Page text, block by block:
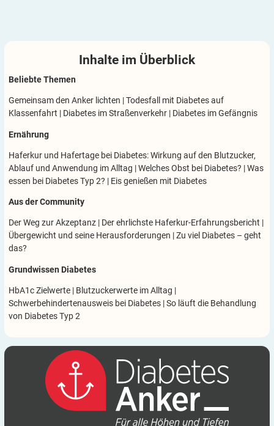
Inhalte im Überblick
Beliebte Themen
Gemeinsam den Anker lichten |Todesfall mit Diabetes auf
Klassenfahrt | Diabetes im Straßenverkehr | Diabetes im Gefängnis
Ernährung
Haferkur und Hafertage bei Diabetes: Wirkung auf den Blutzucker,
Ablauf und Anwendung im Alltag |Welches Obst bei Diabetes? |Was
essen bei Diabetes Typ 2? | Eis genießen mit Diabetes
Aus der Community
Der Weg zur Akzeptanz | Der ehrlichste Haferkur-Erfahrungsbericht |
Übergewicht und seine Herausforderungen |Zu viel Diabetes – geht
das?
Grundwissen Diabetes
HbA1c Zielwerte | Blutzuckerwerte im Alltag |
Schwerbehindertenausweis bei Diabetes |So läuft die Behandlung
von Diabetes Typ 2